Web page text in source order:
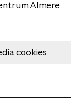
Almere
cookies.